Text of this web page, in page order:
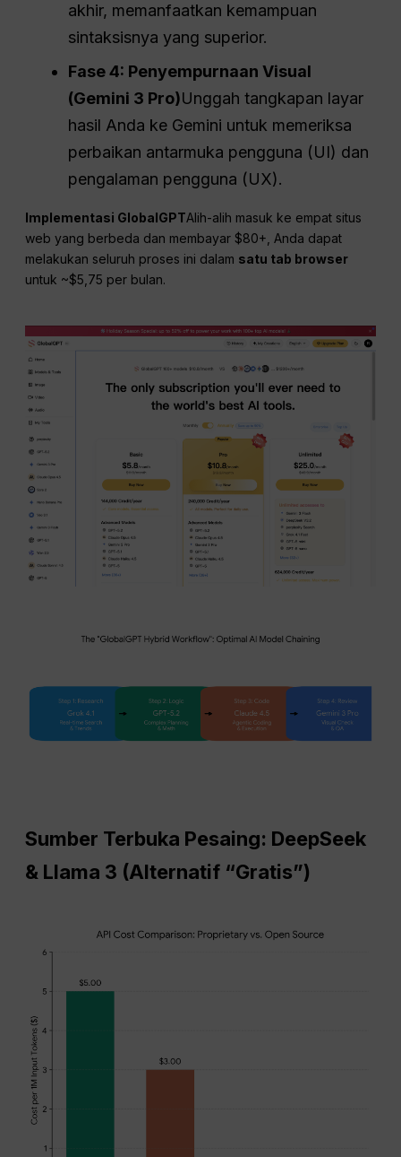
akhir, memanfaatkan kemampuan
sintaksisnya yang superior.
Fase 4: Penyempurnaan Visual
(Gemini 3 Pro)Unggah tangkapan layar
hasil Anda ke Gemini untuk memeriksa
perbaikan antarmuka pengguna (UI) dan
pengalaman pengguna (UX).
Implementasi GlobalGPTAlih-alih masuk ke empat situs
web yang berbeda dan membayar $80+, Anda dapat
melakukan seluruh proses ini dalam satu tab browser
untuk ~$5,75 per bulan.
Sumber Terbuka Pesaing: DeepSeek
& Llama 3 (Alternatif “Gratis”)